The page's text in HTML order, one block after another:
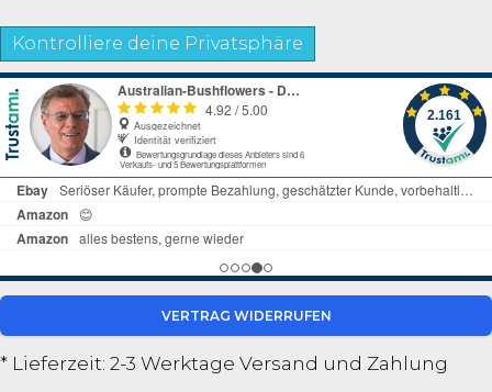
Kontrolliere deine Privatsphäre
VERTRAG WIDERRUFEN
* Lieferzeit: 2-3 Werktage Versand und Zahlung